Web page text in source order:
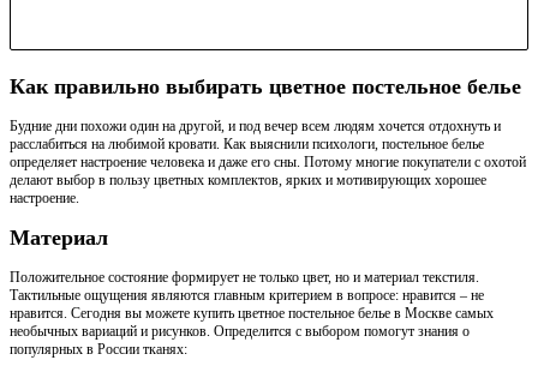
Как правильно выбирать цветное постельное белье
Будние дни похожи один на другой, и под вечер всем людям хочется отдохнуть и
расслабиться на любимой кровати. Как выяснили психологи, постельное белье
определяет настроение человека и даже его сны. Потому многие покупатели с охотой
делают выбор в пользу цветных комплектов, ярких и мотивирующих хорошее
настроение.
Материал
Положительное состояние формирует не только цвет, но и материал текстиля.
Тактильные ощущения являются главным критерием в вопросе: нравится – не
нравится. Сегодня вы можете купить цветное постельное белье в Москве самых
необычных вариаций и рисунков. Определится с выбором помогут знания о
популярных в России тканях: